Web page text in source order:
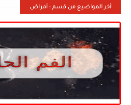
أخر المواضيع من قسم : أمراض